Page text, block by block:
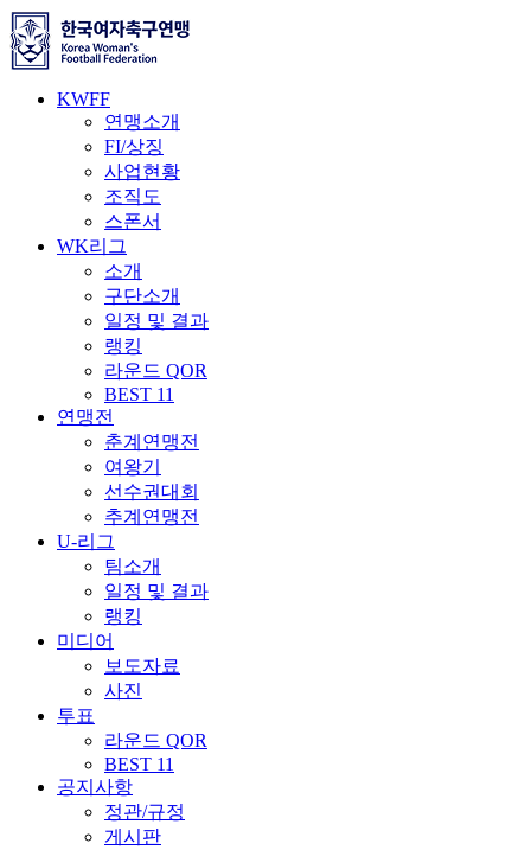
KWFF
연맹소개
FI/상징
사업현황
조직도
스폰서
WK리그
소개
구단소개
일정 및 결과
랭킹
라운드 QOR
BEST 11
연맹전
춘계연맹전
여왕기
선수권대회
추계연맹전
U-리그
팀소개
일정 및 결과
랭킹
미디어
보도자료
사진
투표
라운드 QOR
BEST 11
공지사항
정관/규정
게시판